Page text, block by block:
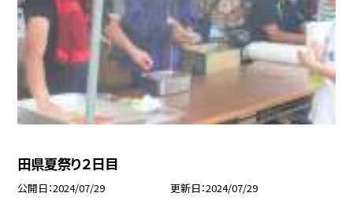
田県夏祭り２日目
公開日 2024/07/29 更新日 2024/07/29